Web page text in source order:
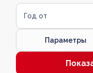
Год от
Параметры